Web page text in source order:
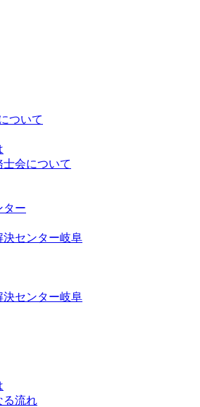
ついて
会について
ター
センター岐阜
センター岐阜
る流れ